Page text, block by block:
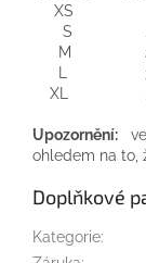
XS 20
S 23 –
M 24 -
L 31 –
XL 35
Upozornění:
ohledem na to,
Doplňkové
Kategorie: